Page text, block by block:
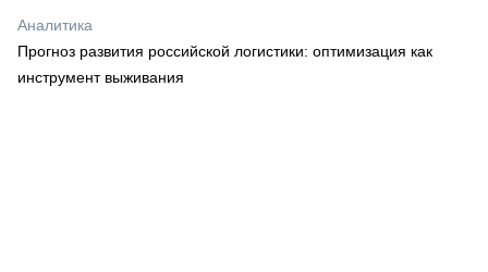
СПЕЦПРОЕКТЫ
МЕРОПРИЯТИЯ
Аналитика
Прогноз развития российской логистики: оптимизация как
инструмент выживания